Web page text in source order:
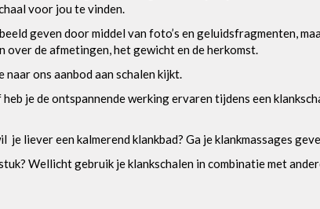
voor jou te vinden.
geven door middel van foto’s en geluidsfragmenten,
over de afmetingen, het gewicht en de herkomst.
ons aanbod aan schalen kijkt.
je de ontspannende werking ervaren tijdens een
liever een kalmerend klankbad? Ga je klankmassages
Wellicht gebruik je klankschalen in combinatie met